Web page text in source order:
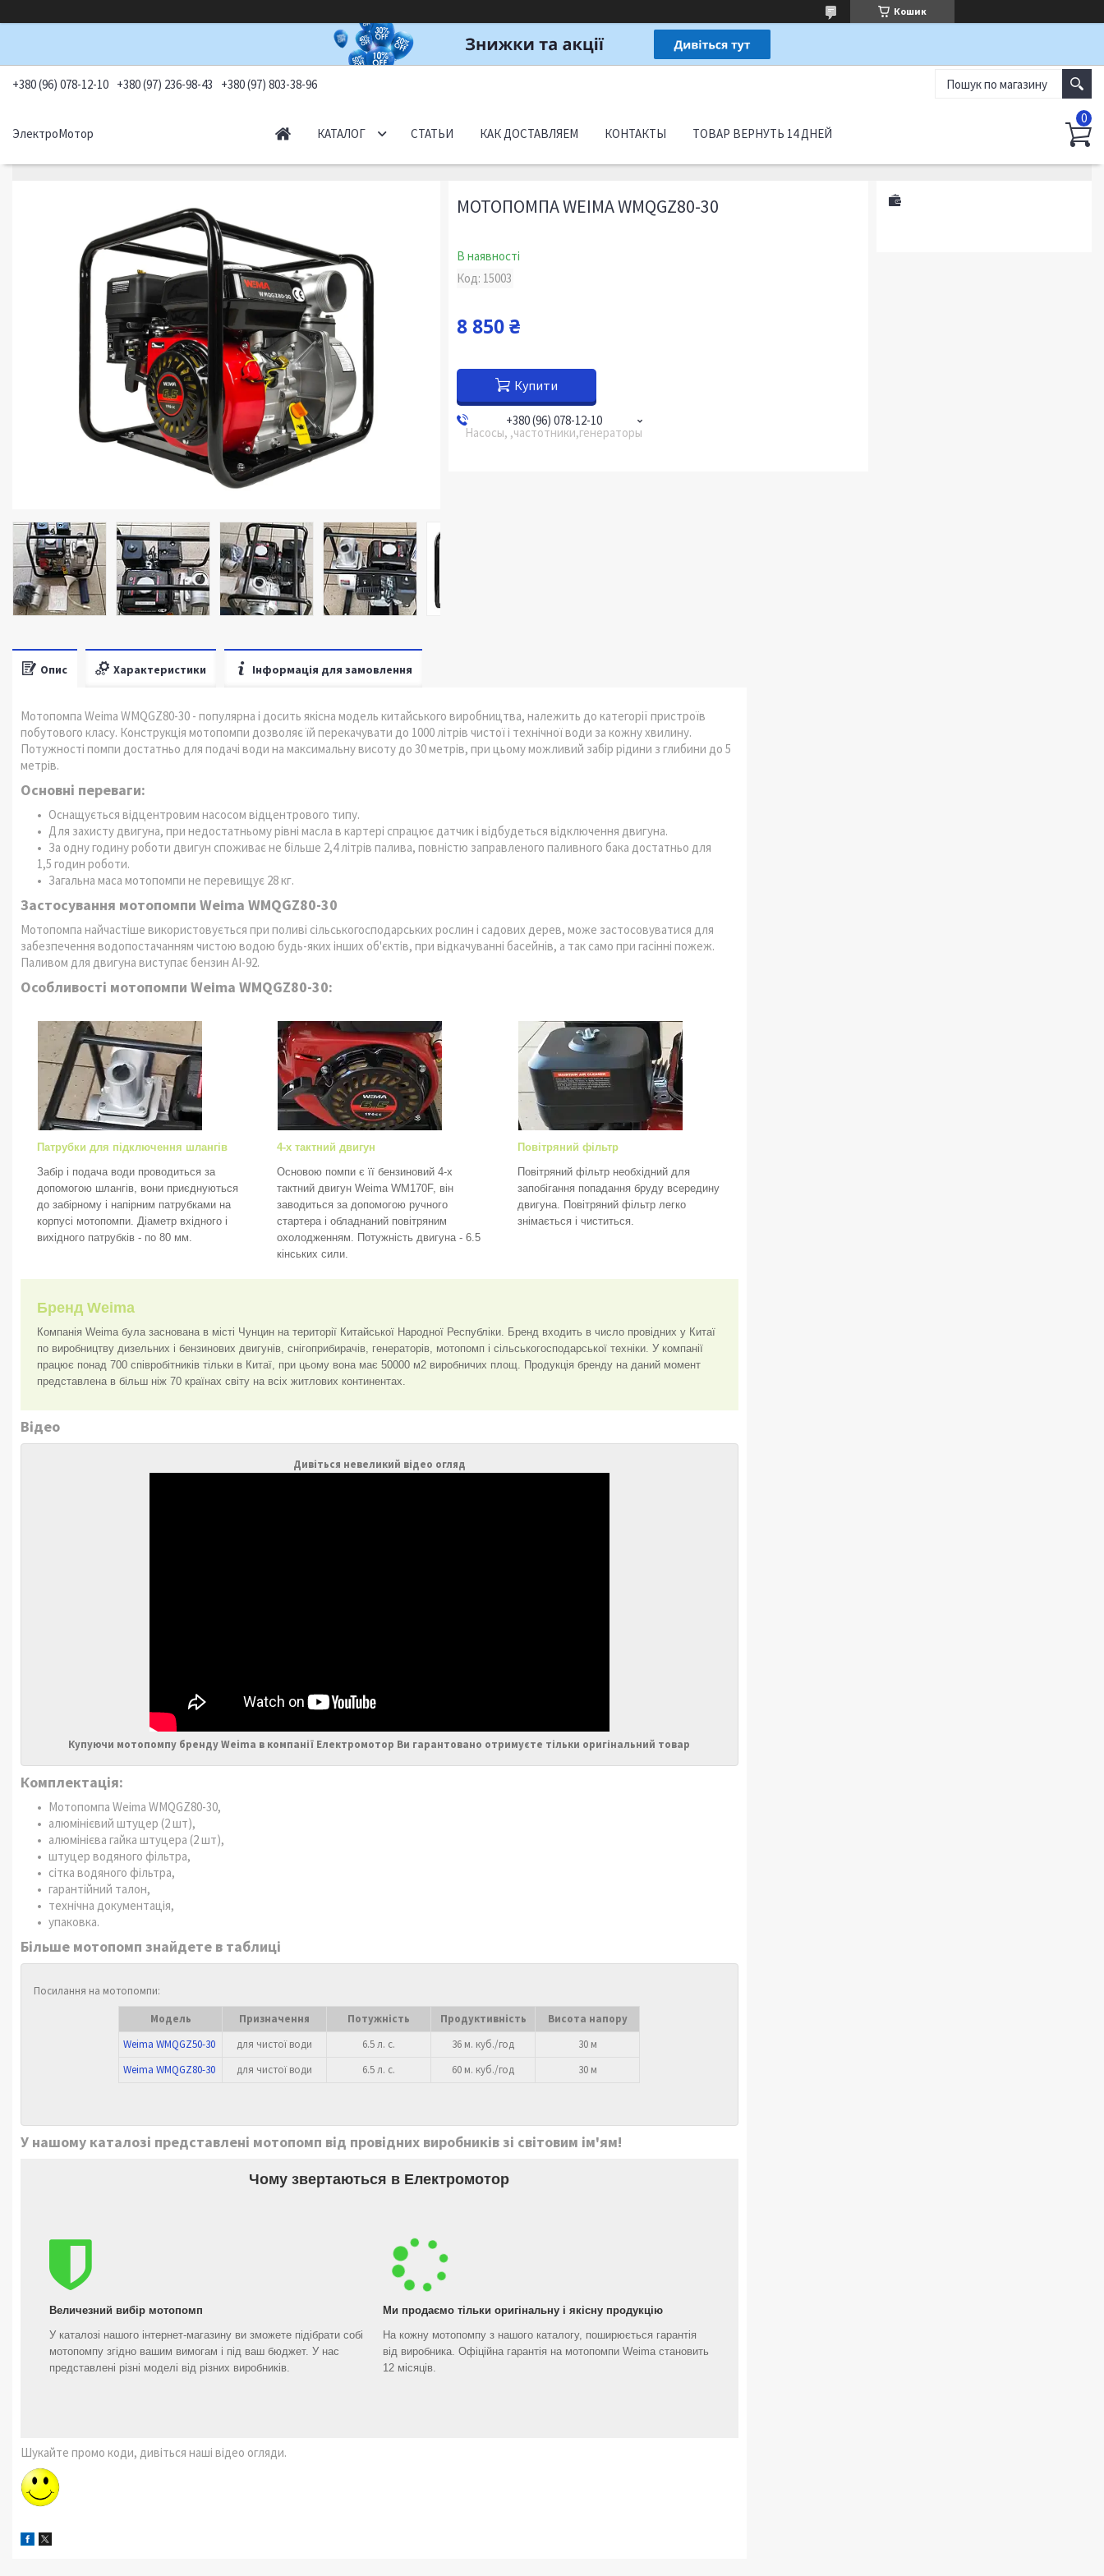
Кошик
+380 (96) 078-12-10 +380 (97) 236-98-43 +380 (97) 803-38-96
ЭлектроМотор КАТАЛОГ СТАТЬИ КАК ДОСТАВЛЯЕМ КОНТАКТЫ ТОВАР ВЕРНУТЬ 14 ДНЕЙ
МОТОПОМПА WEIMA WMQGZ80-30
В наявності
Код: 15003
8 850 ₴
Купити
+380 (96) 078-12-10
Насосы, ,частотники,генераторы
Опис Характеристики Інформація для замовлення
Мотопомпа Weima WMQGZ80-30 - популярна і досить якісна модель китайського виробництва, належить до категорії пристроїв
побутового класу. Конструкція мотопомпи дозволяє їй перекачувати до 1000 літрів чистої і технічної води за кожну хвилину.
Потужності помпи достатньо для подачі води на максимальну висоту до 30 метрів, при цьому можливий забір рідини з глибини до 5
метрів.
Основні переваги:
Оснащується відцентровим насосом відцентрового типу.
Для захисту двигуна, при недостатньому рівні масла в картері спрацює датчик і відбудеться відключення двигуна.
За одну годину роботи двигун споживає не більше 2,4 літрів палива, повністю заправленого паливного бака достатньо для
1,5 годин роботи.
Загальна маса мотопомпи не перевищує 28 кг.
Застосування мотопомпи Weima WMQGZ80-30
Мотопомпа найчастіше використовується при поливі сільськогосподарських рослин і садових дерев, може застосовуватися для
забезпечення водопостачанням чистою водою будь-яких інших об'єктів, при відкачуванні басейнів, а так само при гасінні пожеж.
Паливом для двигуна виступає бензин АІ-92.
Особливості мотопомпи Weima WMQGZ80-30:
Патрубки для підключення шлангів
Забір і подача води проводиться за
допомогою шлангів, вони приєднуються
до забірному і напірним патрубками на
корпусі мотопомпи. Діаметр вхідного і
вихідного патрубків - по 80 мм.
4-х тактний двигун
Основою помпи є її бензиновий 4-х
тактний двигун Weima WM170F, він
заводиться за допомогою ручного
стартера і обладнаний повітряним
охолодженням. Потужність двигуна - 6.5
кінських сили.
Повітряний фільтр
Повітряний фільтр необхідний для
запобігання попадання бруду всередину
двигуна. Повітряний фільтр легко
знімається і чиститься.
Бренд Weima
Компанія Weima була заснована в місті Чунцин на території Китайської Народної Республіки. Бренд входить в число провідних у Китаї
по виробництву дизельних і бензинових двигунів, снігоприбирачів, генераторів, мотопомп і сільськогосподарської техніки. У компанії
працює понад 700 співробітників тільки в Китаї, при цьому вона має 50000 м2 виробничих площ. Продукція бренду на даний момент
представлена в більш ніж 70 країнах світу на всіх житлових континентах.
Відео
Дивіться невеликий відео огляд
Купуючи мотопомпу бренду Weima в компанії Електромотор Ви гарантовано отримуєте тільки оригінальний товар
Комплектація:
Мотопомпа Weima WMQGZ80-30,
алюмінієвий штуцер (2 шт),
алюмінієва гайка штуцера (2 шт),
штуцер водяного фільтра,
сітка водяного фільтра,
гарантійний талон,
технічна документація,
упаковка.
Більше мотопомп знайдете в таблиці
Посилання на мотопомпи:
Модель
Призначення Потужність Продуктивність
Висота напору
Weima WMQGZ50-30
для чистої води 6.5 л. с. 36 м. куб./год
30 м
Weima WMQGZ80-30
для чистої води 6.5 л. с. 60 м. куб./год 30 м
У нашому каталозі представлені мотопомп від провідних виробників зі світовим ім'ям!
Чому звертаються в Електромотор
Величезний вибір мотопомп
У каталозі нашого інтернет-магазину ви зможете підібрати собі
мотопомпу згідно вашим вимогам і під ваш бюджет. У нас
представлені різні моделі від різних виробників.
Ми продаємо тільки оригінальну і якісну продукцію
На кожну мотопомпу з нашого каталогу, поширюється гарантія
від виробника. Офіційна гарантія на мотопомпи Weima становить
12 місяців.
Шукайте промо коди, дивіться наші відео огляди.